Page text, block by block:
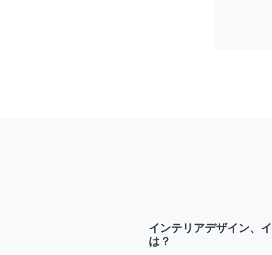
インテリアデザイン、
は？